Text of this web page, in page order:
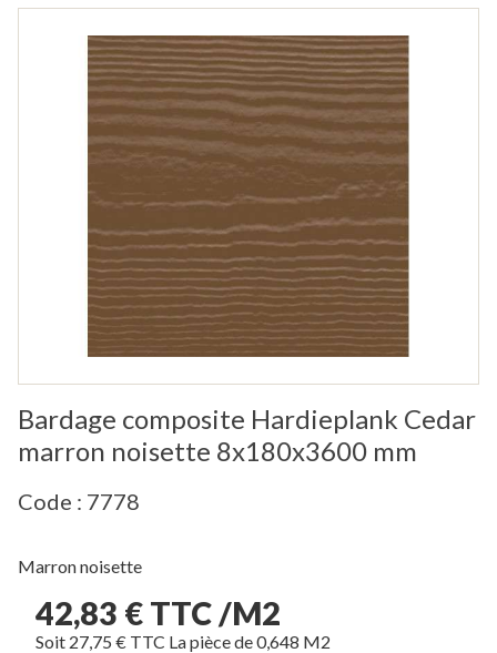
Bardage composite Hardieplank Cedar
marron noisette 8x180x3600 mm
Code : 7778
Marron noisette
42,83 € TTC /M2
Soit 27,75 € TTC La pièce de 0,648 M2